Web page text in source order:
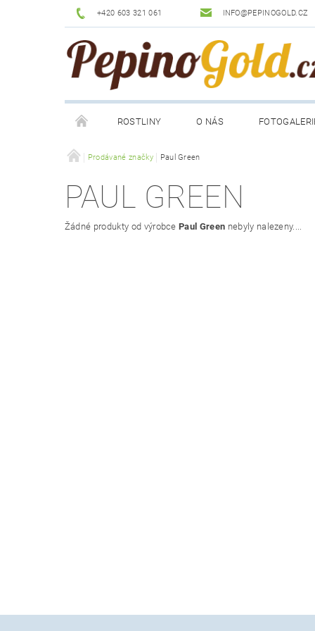
+420 603 321 061 INFO@PEPINOGOLD.CZ
ROSTLINY O NÁS
Prodávané značky Paul Green
PAUL GREEN
Žádné produkty od výrobcePaul Green nebyly nalezeny....